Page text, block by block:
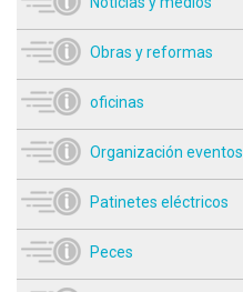
Obras y reformas
oficinas
Organización eventos
Patinetes eléctricos
Peces